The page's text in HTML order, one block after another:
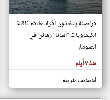
المقالات
هنا عن
وجهة
كاتبيها.
قراصنة يتخذون أفراد طاقم ناقلة
الكيماويات "أسانا" رهائن في
الصومال
منذ ٧ أيام
اندبندنت عربية